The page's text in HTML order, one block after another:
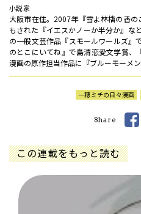
小説家
大阪市在住。2007年『雪よ林檎の香
もされた『イエスかノーか半分か』な
の一般文芸作品『スモールワールズ』
のとこにいてね』で島清恋愛文学賞、
漫画の原作担当作品に『ブルーモーメ
一穂ミチの日々漫画
Share
この連載をもっと読む